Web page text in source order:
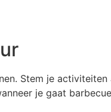
Stem je
je gaat